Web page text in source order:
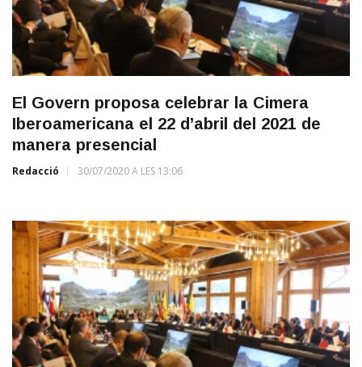
El Govern proposa celebrar la Cimera
Iberoamericana el 22 d’abril del 2021 de
manera presencial
Redacció 30/07/2020 A LES 13:06